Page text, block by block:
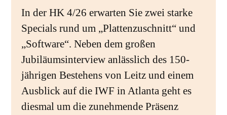
In der HK 4/26 erwarten Sie zwei starke
Specials rund um „Plattenzuschnitt“ und
„Software“. Neben dem großen
Jubiläumsinterview anlässlich des 150-
jährigen Bestehens von Leitz und einem
Ausblick auf die IWF in Atlanta geht es
diesmal um die zunehmende Präsenz